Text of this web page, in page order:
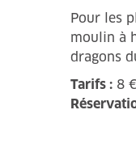
Pour les
moulin à
dragons
Tarifs : 8